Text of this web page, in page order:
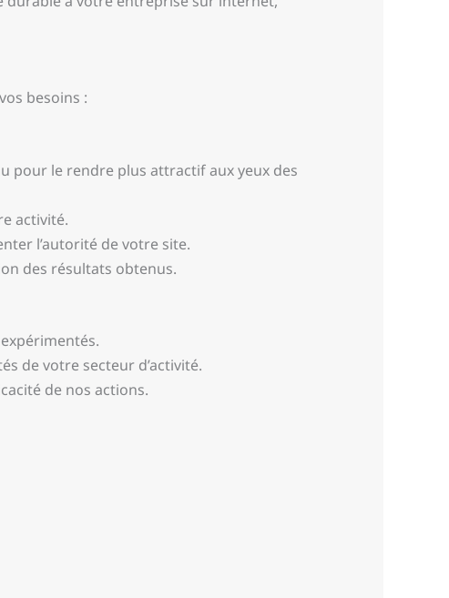
besoins :
pour le rendre plus attractif aux yeux des
activité.
l’autorité de votre site.
des résultats obtenus.
de votre secteur d’activité.
de nos actions.